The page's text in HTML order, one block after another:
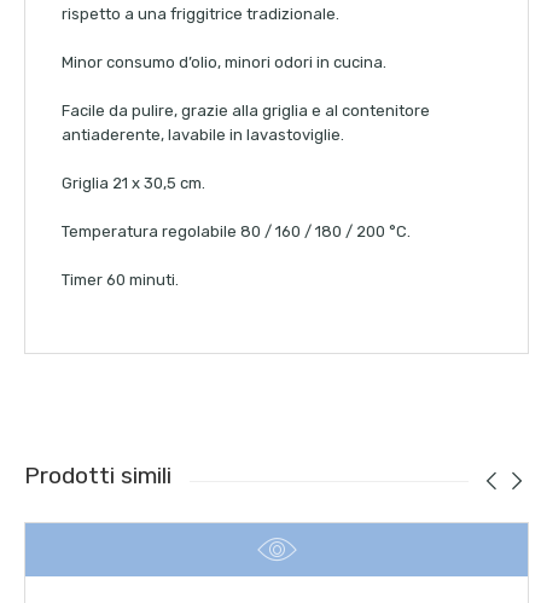
rispetto a una friggitrice tradizionale.
Minor consumo d’olio, minori odori in cucina.
Facile da pulire, grazie alla griglia e al contenitore
antiaderente, lavabile in lavastoviglie.
Griglia 21 x 30,5 cm.
Temperatura regolabile 80 / 160 / 180 / 200 °C.
Timer 60 minuti.
Prodotti simili